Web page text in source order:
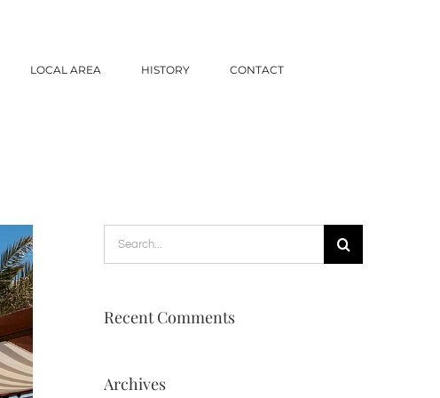
LOCAL AREA HISTORY CONTACT
Search
for:
Recent Comments
Archives